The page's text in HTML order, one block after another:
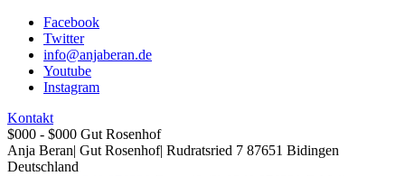
Facebook
Twitter
info@anjaberan.de
Youtube
Instagram
Kontakt
$000 - $000 Gut Rosenhof
Anja Beran| Gut Rosenhof| Rudratsried 7 87651 Bidingen
Deutschland